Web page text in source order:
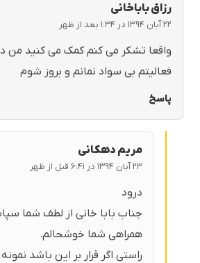
رزاق باباخانی
۲۲ آبان ۱۳۹۴ در ۱:۳۴ بعد از ظهر
واقعا تشکر می کنم کمک می کنید من
فعالیتم بی سواد نمانم و بروز شوم
پاسخ
مریم دهکانی
۲۳ آبان ۱۳۹۴ در ۶:۴۱ قبل از ظهر
درود
جناب بابا خانی از لطف شما
همراهی شما خوشحالم.
راستی اگر قرار بر این باشد